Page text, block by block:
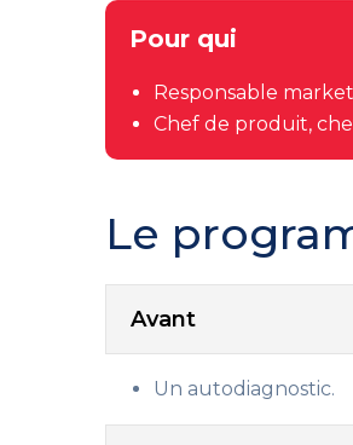
Pour qui
Responsable
Chef de produit,
Le
Avant
Un autodiagnostic.